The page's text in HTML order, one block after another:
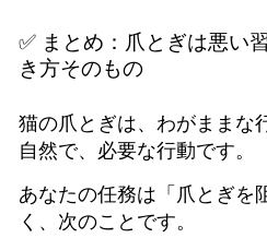
✅ まとめ：爪とぎは悪い
き方そのもの
猫の爪とぎは、わがままな
自然で、必要な行動です。
あなたの任務は「爪とぎを
く、次のことです。